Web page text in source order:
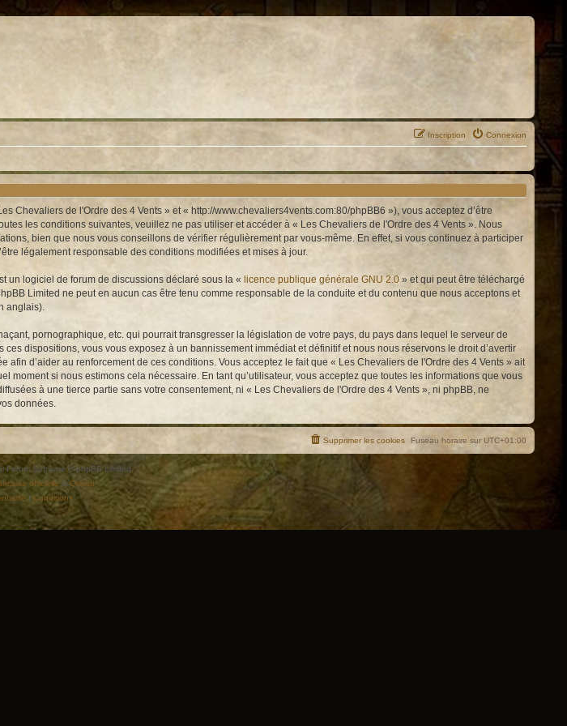
Connexion
Inscription
de l'Ordre des 4 Vents » et « http://www.chevaliers4vents.com:80/phpBB6 »), vous acceptez d’être
les conditions suivantes, veuillez ne pas utiliser et accéder à « Les Chevaliers de l'Ordre des 4 Vents ». Nous
bien que nous vous conseillons de vérifier régulièrement par vous-même. En effet, si vous continuez à participer
légalement responsable des conditions modifiées et mises à jour.
un logiciel de forum de discussions déclaré sous la « licence publique générale GNU 2.0 » et qui peut être téléchargé
Limited ne peut en aucun cas être tenu comme responsable de la conduite et du contenu que nous acceptons et
anglais).
pornographique, etc. qui pourrait transgresser la législation de votre pays, du pays dans lequel le serveur de
dispositions, vous vous exposez à un bannissement immédiat et définitif et nous nous réservons le droit d’avertir
d’aider au renforcement de ces conditions. Vous acceptez le fait que « Les Chevaliers de l'Ordre des 4 Vents » ait
si nous estimons cela nécessaire. En tant qu’utilisateur, vous acceptez que toutes les informations que vous
à une tierce partie sans votre consentement, ni « Les Chevaliers de l'Ordre des 4 Vents », ni phpBB, ne
données.
Fuseau horaire sur UTC+01:00
Supprimer les cookies
Forum Software © phpBB Limited
officielle ©Qiaeru
| Conditions